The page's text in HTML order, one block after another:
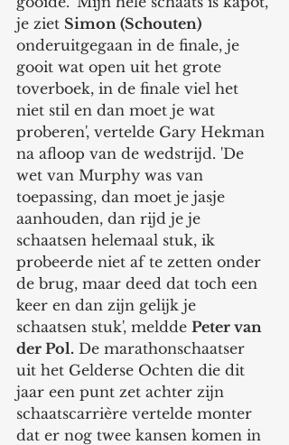
je ziet Simon (Schouten)
onderuitgegaan in de finale, je
gooit wat open uit het grote
toverboek, in de finale viel het
niet stil en dan moet je wat
proberen', vertelde Gary Hekman
na afloop van de wedstrijd. 'De
wet van Murphy was van
toepassing, dan moet je jasje
aanhouden, dan rijd je je
schaatsen helemaal stuk, ik
probeerde niet af te zetten onder
de brug, maar deed dat toch een
keer en dan zijn gelijk je
schaatsen stuk', meldde Peter van
der Pol. De marathonschaatser
uit het Gelderse Ochten die dit
jaar een punt zet achter zijn
schaatscarrière vertelde monter
dat er nog twee kansen komen in